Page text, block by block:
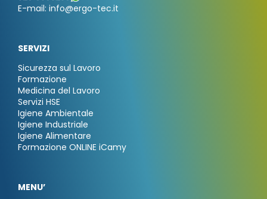
E-mail: info@ergo-tec.it
SERVIZI
Sicurezza sul Lavoro
Formazione
Medicina del Lavoro
Servizi HSE
Igiene Ambientale
Igiene Industriale
Igiene Alimentare
Formazione ONLINE iCamy
MENU’